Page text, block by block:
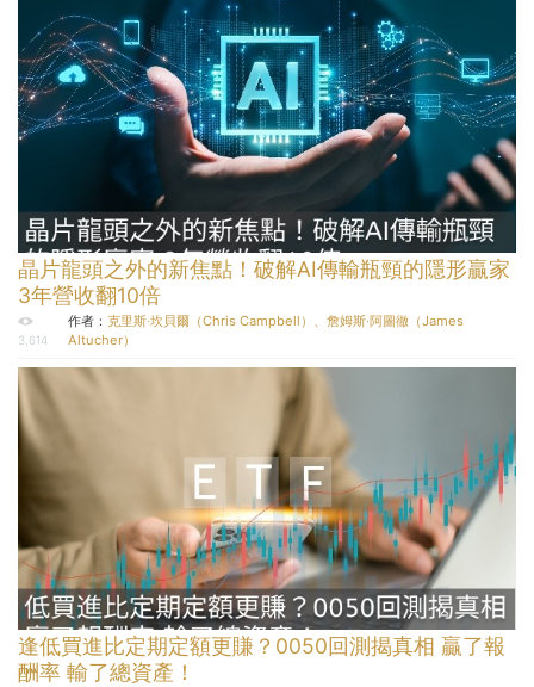
晶片龍頭之外的新焦點！破解AI傳輸瓶頸的隱形贏家
3年營收翻10倍
3,614
作者：克里斯‧坎貝爾（Chris Campbell）、詹姆斯‧阿圖徹（James
Altucher）
逢低買進比定期定額更賺？0050回測揭真相 贏了報
酬率 輸了總資產！